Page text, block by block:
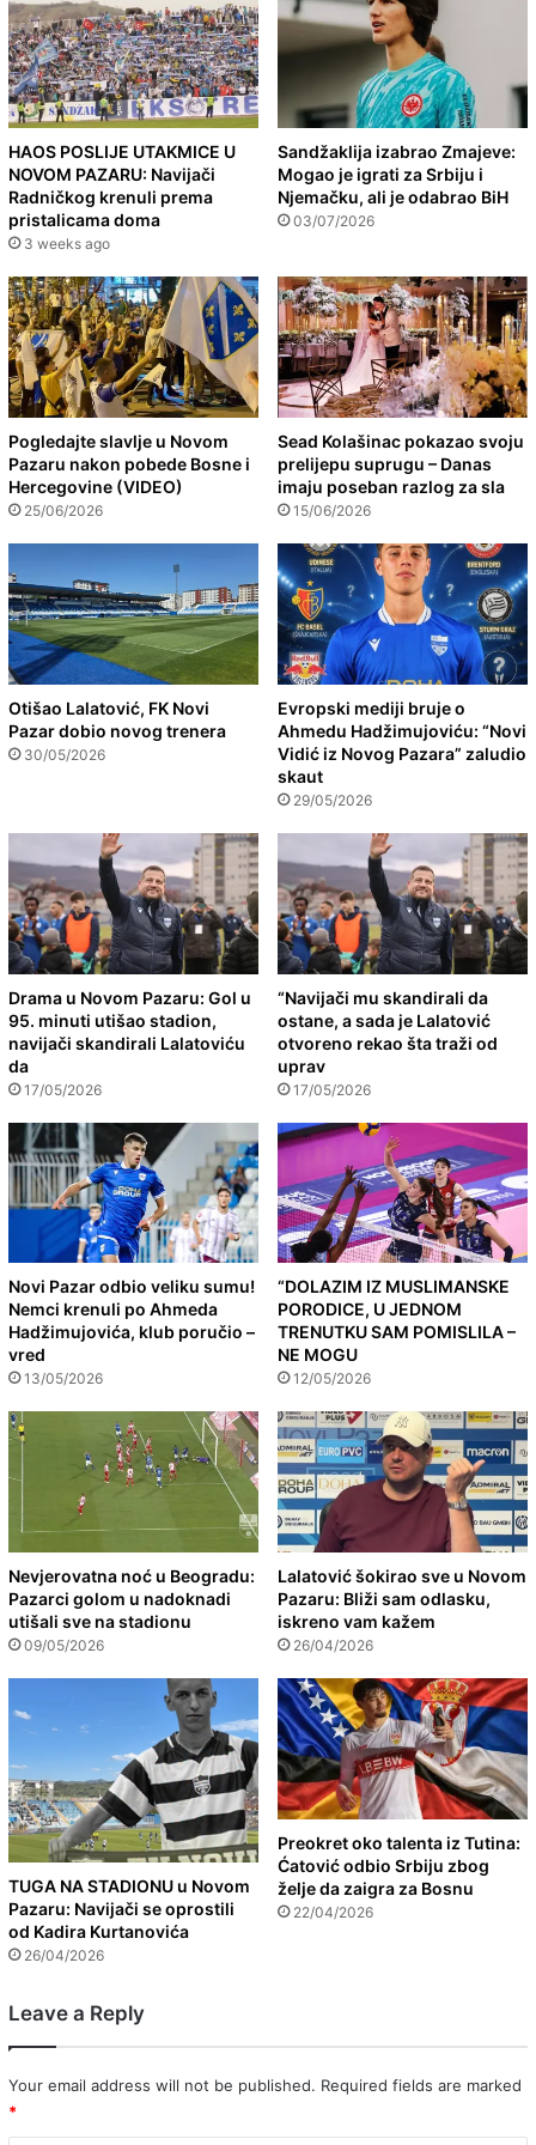
HAOS POSLIJE UTAKMICE U
NOVOM PAZARU: Navijači
Radničkog krenuli prema
pristalicama doma
3 weeks ago
Sandžaklija izabrao Zmajeve:
Mogao je igrati za Srbiju i
Njemačku, ali je odabrao BiH
03/07/2026
Pogledajte slavlje u Novom
Pazaru nakon pobede Bosne i
Hercegovine (VIDEO)
25/06/2026
Sead Kolašinac pokazao svoju
prelijepu suprugu – Danas
imaju poseban razlog za sla
15/06/2026
Otišao Lalatović, FK Novi
Pazar dobio novog trenera
30/05/2026
Evropski mediji bruje o
Ahmedu Hadžimujoviću: “Novi
Vidić iz Novog Pazara” zaludio
skaut
29/05/2026
Drama u Novom Pazaru: Gol u
95. minuti utišao stadion,
navijači skandirali Lalatoviću
da
17/05/2026
“Navijači mu skandirali da
ostane, a sada je Lalatović
otvoreno rekao šta traži od
uprav
17/05/2026
Novi Pazar odbio veliku sumu!
Nemci krenuli po Ahmeda
Hadžimujovića, klub poručio –
vred
13/05/2026
“DOLAZIM IZ MUSLIMANSKE
PORODICE, U JEDNOM
TRENUTKU SAM POMISLILA –
NE MOGU
12/05/2026
Nevjerovatna noć u Beogradu:
Pazarci golom u nadoknadi
utišali sve na stadionu
09/05/2026
Lalatović šokirao sve u Novom
Pazaru: Bliži sam odlasku,
iskreno vam kažem
26/04/2026
TUGA NA STADIONU u Novom
Pazaru: Navijači se oprostili
od Kadira Kurtanovića
26/04/2026
Preokret oko talenta iz Tutina:
Ćatović odbio Srbiju zbog
želje da zaigra za Bosnu
22/04/2026
Leave a Reply
Your email address will not be published. Required fields are marked
*